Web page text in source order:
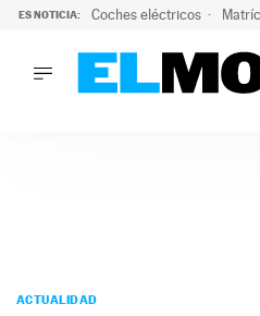
ES NOTICIA: Coches eléctricos
PODCAST
ACTUALIDAD